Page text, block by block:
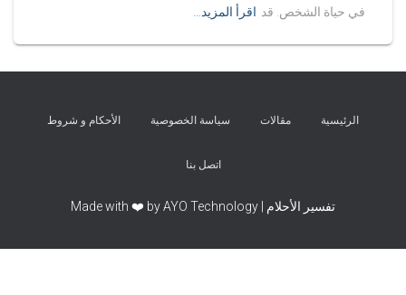
في حياة الشخص. قد اقرأ المزيد…
الرئيسية مقالات سياسة الخصوصية الأحكام و شروط
اتصل بنا
تفسير الأحلام | Made with ❤️ by AYO Technology